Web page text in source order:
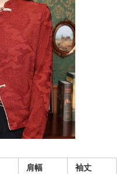
肩幅
袖丈